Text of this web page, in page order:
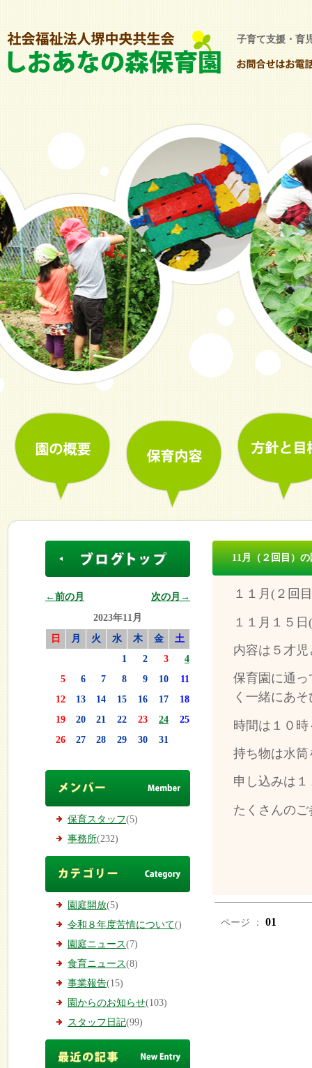
子育て支援・育
←前の月
次の月→
2023年11月
日
月 火 水 木 金
土
1
2 3
4
5
6 7 8 9 10
11
12
13 14 15 16 17
18
19
20 21 22 23 24
25
26
27 28 29 30 31
保育スタッフ(5)
事務所(232)
園庭開放(5)
令和８年度苦情について()
園庭ニュース(7)
食育ニュース(8)
事業報告(15)
園からのお知らせ(103)
スタッフ日記(99)
11月（２回目）
１１月(２回
１１月１５
内容は５才
保育園に通
く一緒にあ
時間は１０
持ち物は水
申し込みは
たくさんの
ページ ： 01